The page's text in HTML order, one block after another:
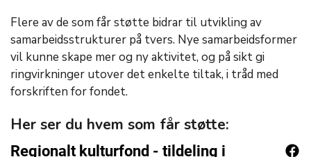
Flere av de som får støtte bidrar til utvikling av
samarbeidsstrukturer på tvers. Nye samarbeidsformer
vil kunne skape mer og ny aktivitet, og på sikt gi
ringvirkninger utover det enkelte tiltak, i tråd med
forskriften for fondet.
Her ser du hvem som får støtte: